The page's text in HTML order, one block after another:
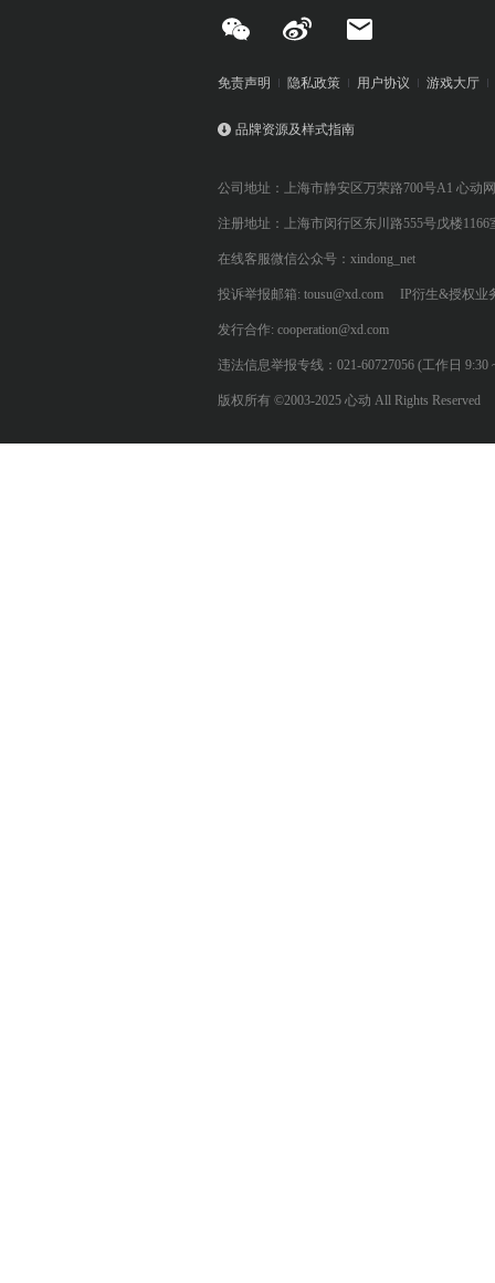
免责声明 隐私政策 用户协议 游戏大厅
品牌资源及样式指南
公司地址：上海市静安区万荣路700号A1 心动
注册地址：上海市闵行区东川路555号戊楼1166
在线客服微信公众号：xindong_net
投诉举报邮箱: tousu@xd.com IP衍生&授权业
发行合作: cooperation@xd.com
违法信息举报专线：021-60727056 (工作日 9:30
版权所有 ©2003-2025 心动 All Rights Reserved